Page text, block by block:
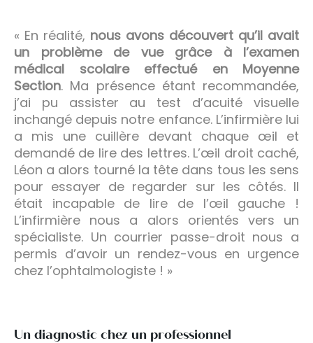
« En réalité, nous avons découvert qu’il avait
un problème de vue grâce à l’examen
médical scolaire effectué en Moyenne
Section. Ma présence étant recommandée,
j’ai pu assister au test d’acuité visuelle
inchangé depuis notre enfance. L’infirmière lui
a mis une cuillère devant chaque œil et
demandé de lire des lettres. L’œil droit caché,
Léon a alors tourné la tête dans tous les sens
pour essayer de regarder sur les côtés. Il
était incapable de lire de l’œil gauche !
L’infirmière nous a alors orientés vers un
spécialiste. Un courrier passe-droit nous a
permis d’avoir un rendez-vous en urgence
chez l’ophtalmologiste ! »
Un diagnostic chez un professionnel